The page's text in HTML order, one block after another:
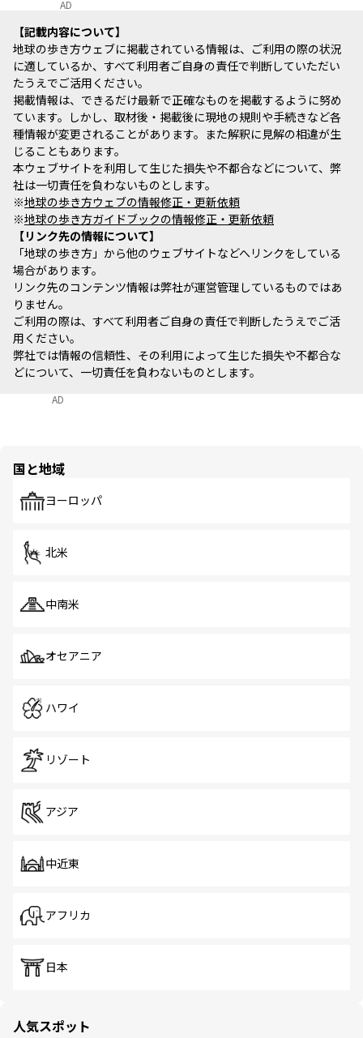
AD
記載内容について
地球の歩き方ウェブに掲載されている情報は、ご利用の際の状況
に適しているか、すべて利用者ご自身の責任で判断していただい
たうえでご活用ください。
掲載情報は、できるだけ最新で正確なものを掲載するように努め
ています。しかし、取材後・掲載後に現地の規則や手続きなど各
種情報が変更されることがあります。また解釈に見解の相違が生
じることもあります。
本ウェブサイトを利用して生じた損失や不都合などについて、弊
社は一切責任を負わないものとします。
※地球の歩き方ウェブの情報修正・更新依頼
※地球の歩き方ガイドブックの情報修正・更新依頼
リンク先の情報について
「地球の歩き方」から他のウェブサイトなどへリンクをしている
場合があります。
リンク先のコンテンツ情報は弊社が運営管理しているものではあ
りません。
ご利用の際は、すべて利用者ご自身の責任で判断したうえでご活
用ください。
弊社では情報の信頼性、その利用によって生じた損失や不都合な
どについて、一切責任を負わないものとします。
AD
国と地域
ヨーロッパ
北米
中南米
オセアニア
ハワイ
リゾート
アジア
中近東
アフリカ
日本
人気スポット